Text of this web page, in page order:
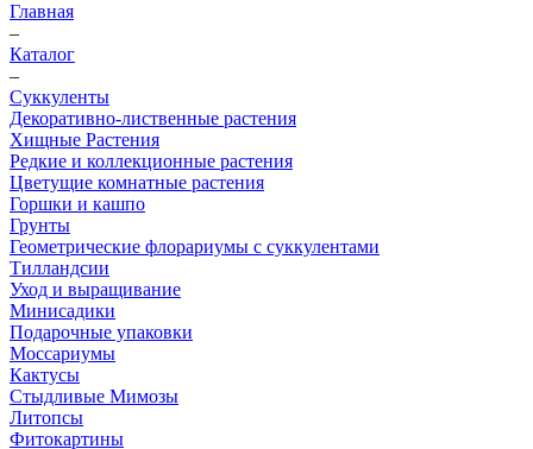
Главная
–
Каталог
–
Суккуленты
Декоративно-лиственные растения
Хищные Растения
Редкие и коллекционные растения
Цветущие комнатные растения
Горшки и кашпо
Грунты
Геометрические флорариумы с суккулентами
Тилландсии
Уход и выращивание
Минисадики
Подарочные упаковки
Моссариумы
Кактусы
Стыдливые Мимозы
Литопсы
Фитокартины